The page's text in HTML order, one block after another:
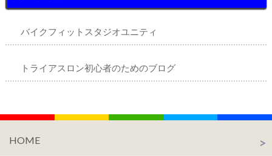
バイクフィットスタジオユニティ
トライアスロン初心者のためのブログ
HOME